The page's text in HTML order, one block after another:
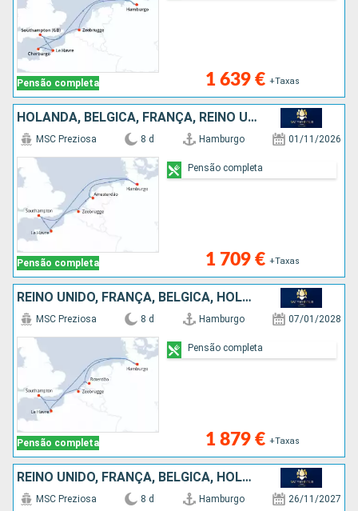
Pensão completa 1 639 € +Taxas
HOLANDA, BÉLGICA, FRANÇA, REINO UNIDO, ALEMANHA
Pensão completa
MSC Preziosa 8 d Hamburgo 01/11/2026
1 709 € +Taxas
Pensão completa
REINO UNIDO, FRANÇA, BÉLGICA, HOLANDA, ALEMANHA
Pensão completa
MSC Preziosa 8 d Hamburgo 07/01/2028
1 879 € +Taxas
Pensão completa
REINO UNIDO, FRANÇA, BÉLGICA, HOLANDA, ALEMANHA
MSC Preziosa 8 d Hamburgo 26/11/2027